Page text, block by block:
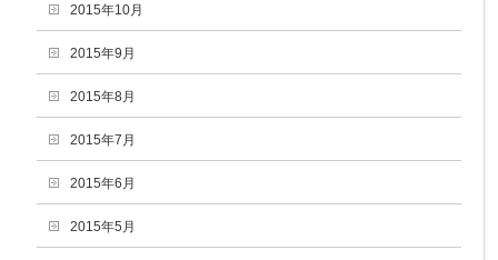
2015年10月
2015年9月
2015年8月
2015年7月
2015年6月
2015年5月